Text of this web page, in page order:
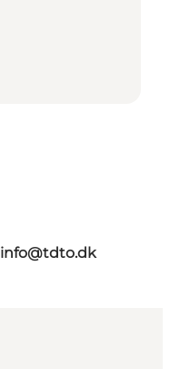
info@tdto.dk